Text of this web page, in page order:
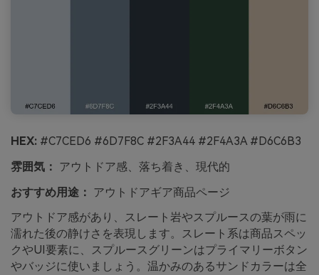
HEX: #C7CED6 #6D7F8C #2F3A44 #2F4A3A #D6C6B3
雰囲気： アウトドア感、落ち着き、現代的
おすすめ用途： アウトドアギア商品ページ
アウトドア感があり、スレート岩やスプルースの葉が雨に
濡れた後の静けさを表現します。スレート系は商品スペッ
クやUI要素に、スプルースグリーンはプライマリーボタン
やバッジに使いましょう。温かみのあるサンドカラーは全